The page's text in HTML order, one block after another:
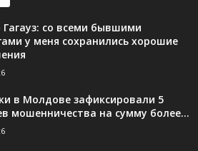
со всеми бывшими
у меня сохранились хорошие
в Молдове зафиксировали 5
мошенничества на сумму более...